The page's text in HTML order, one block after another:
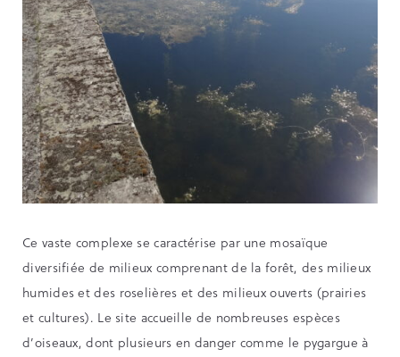
Ce vaste complexe se caractérise par une mosaïque
diversifiée de milieux comprenant de la forêt, des milieux
humides et des roselières et des milieux ouverts (prairies
et cultures). Le site accueille de nombreuses espèces
d’oiseaux, dont plusieurs en danger comme le pygargue à